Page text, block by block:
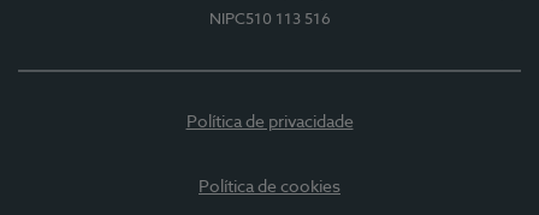
NIPC510 113 516
Política de privacidade
Política de cookies